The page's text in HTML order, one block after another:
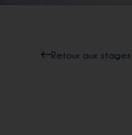
Retour aux stages